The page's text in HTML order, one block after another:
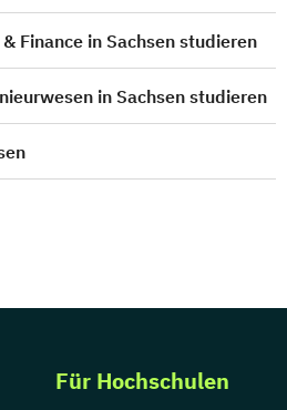
Finance in Sachsen studieren
in Sachsen studieren
Für Hochschulen